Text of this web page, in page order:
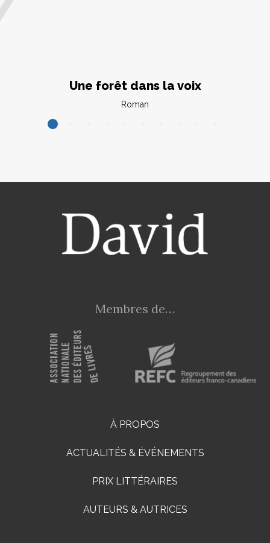
Une forêt dans la voix
Roman
Membres de…
À PROPOS
ACTUALITÉS & ÉVÉNEMENTS
PRIX LITTÉRAIRES
AUTEURS & AUTRICES